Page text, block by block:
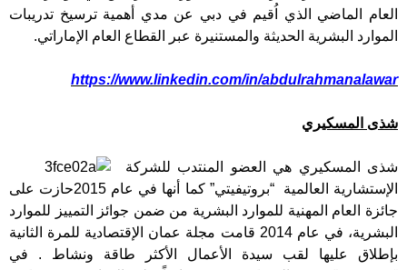
العام الماضي الذي اُقيم في دبي عن مدي أهمية ترسيخ تدريبات
الموارد البشرية الحديثة والمستنيرة عبر القطاع العام الإماراتي.
https://www.linkedin.com/in/abdulrahmanalawar
شذى المسكيري
شذى المسكيري هي العضو المنتدب للشركة
الإستشارية العالمية “بروتيفيتي” كما أنها في عام 2015حازت على
جائزة العام المهنية للموارد البشرية من ضمن جوائز التمييز للموارد
البشرية، في عام 2014 قامت مجلة عمان الإقتصادية للمرة الثانية
بإطلاق عليها لقب سيدة الأعمال الأكثر طاقة ونشاط . في